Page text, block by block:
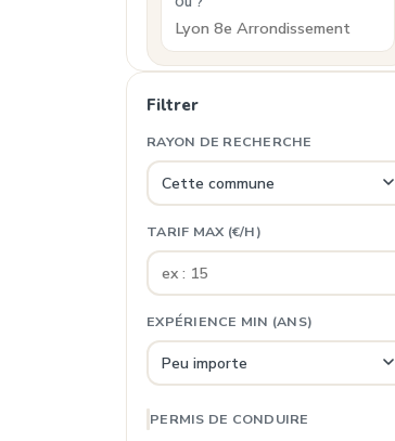
Filtrer
RAYON DE RECHERCHE
TARIF MAX (€/H)
EXPÉRIENCE MIN (ANS)
PERMIS DE CONDUIRE